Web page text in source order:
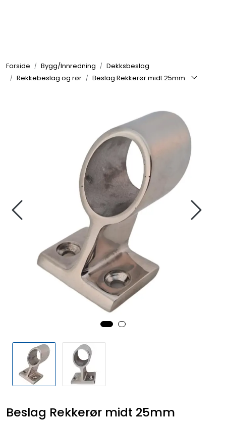
Forside Bygg/Innredning
Dekksbeslag
Rekkebeslag og rør
Beslag Rekkerør midt 25mm
Beslag Rekkerør midt 25mm
Elektrisk
Motor/Styring
Fritid/Sikkerhet
Båtpleie/Opplag
Outlet
Kampanje